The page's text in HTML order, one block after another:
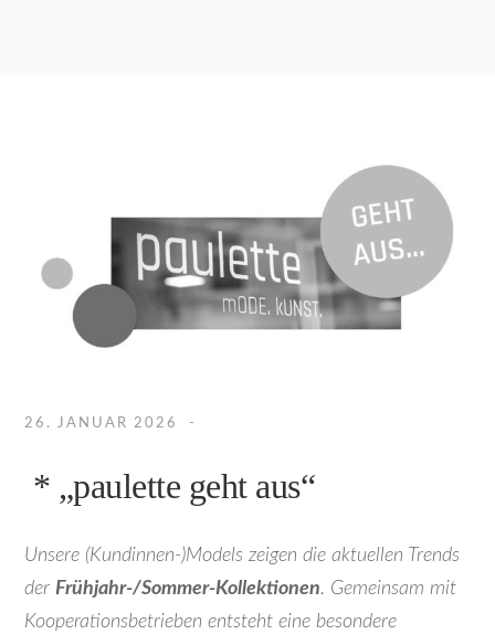
26. JANUAR 2026
* „paulette geht aus“
Unsere (Kundinnen-)Models zeigen die aktuellen Trends
derFrühjahr-/Sommer-Kollektionen. Gemeinsam mit
Kooperationsbetrieben entsteht eine besondere